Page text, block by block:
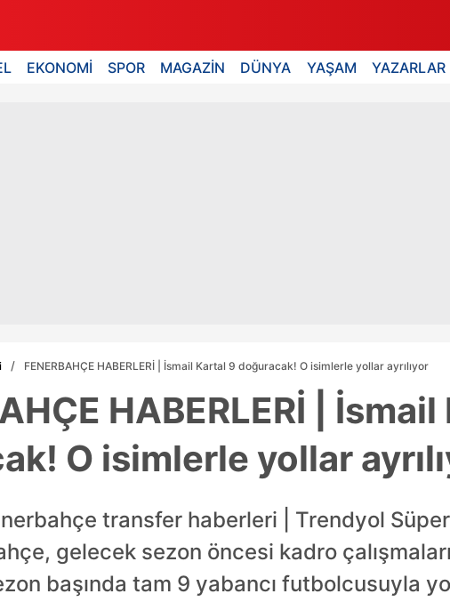
EKONOMİ SPOR MAGAZİN DÜNYA YAŞAM YAZARLAR
FENERBAHÇE HABERLERİ | İsmail Kartal 9 doğuracak! O isimlerle yollar ayrılıyor
HABERLERİ |
O isimlerle yollar
transfer haberleri | Trendyol
gelecek sezon öncesi kadro
başında tam 9 yabancı futbolcusuyla